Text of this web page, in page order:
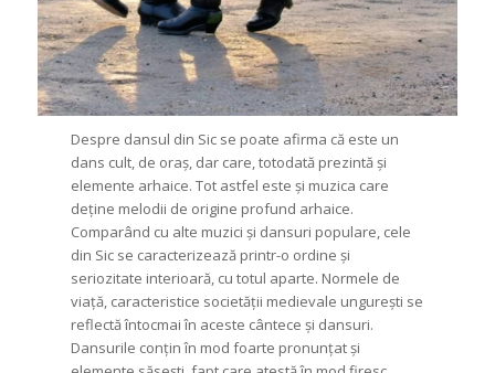
Despre dansul din Sic se poate afirma că este un
dans cult, de oraș, dar care, totodată prezintă și
elemente arhaice. Tot astfel este și muzica care
deține melodii de origine profund arhaice.
Comparând cu alte muzici și dansuri populare, cele
din Sic se caracterizează printr-o ordine și
seriozitate interioară, cu totul aparte. Normele de
viață, caracteristice societății medievale ungurești se
reflectă întocmai în aceste cântece și dansuri.
Dansurile conțin în mod foarte pronunțat și